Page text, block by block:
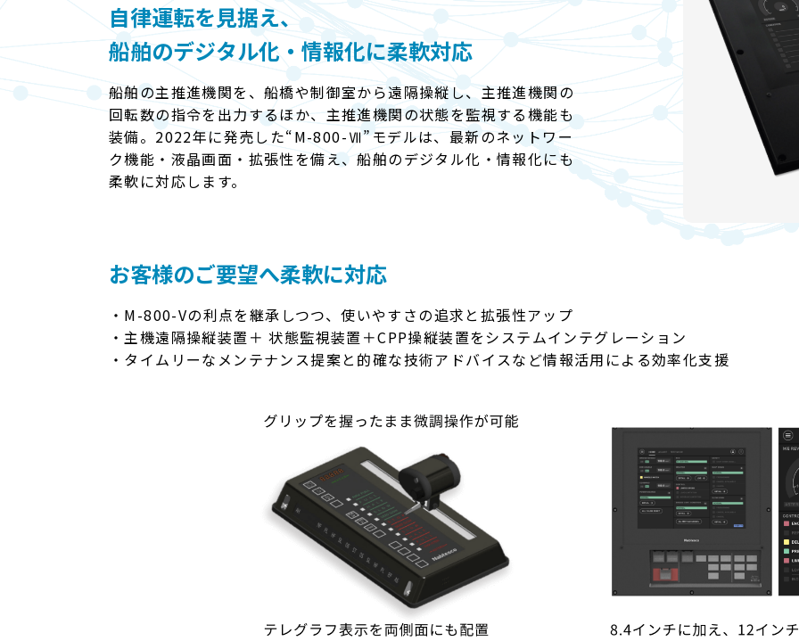
自律運転を見据え、
船舶のデジタル化・情報化に柔軟対応
船舶の主推進機関を、船橋や制御室から遠隔操縦し、主推進機関の
回転数の指令を出力するほか、主推進機関の状態を監視する機能も
装備。2022年に発売した“M-800-Ⅶ”モデルは、最新のネットワー
ク機能・液晶画面・拡張性を備え、船舶のデジタル化・情報化にも
柔軟に対応します。
お客様のご要望へ柔軟に対応
・M-800-Vの利点を継承しつつ、使いやすさの追求と拡張性アップ
・主機遠隔操縦装置＋ 状態監視装置＋CPP操縦装置をシステムインテグレーション
・タイムリーなメンテナンス提案と的確な技術アドバイスなど情報活用による効率化支援